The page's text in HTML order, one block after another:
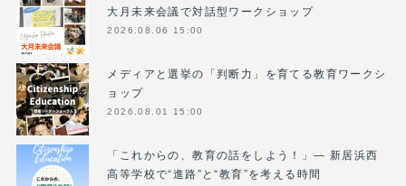
大月未来会議で対話型ワークショップ
2026.08.06 15:00
メディアと選挙の「判断力」を育てる教育ワークシ
ョップ
2026.08.01 15:00
「これからの、教育の話をしよう！」― 新居浜西
高等学校で“進路”と“教育”を考える時間